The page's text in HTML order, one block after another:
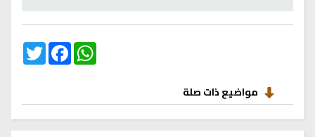
Twitter
FacebookWhatsApp
مواضيع ذات صلة